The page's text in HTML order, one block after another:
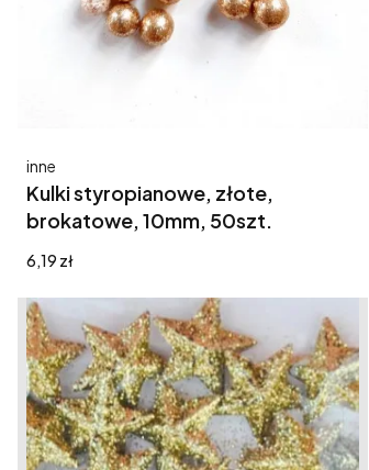
Kulki styropianowe, złote,
brokatowe, 10mm, 50szt.
Producent
inne
Cena
6,19 zł